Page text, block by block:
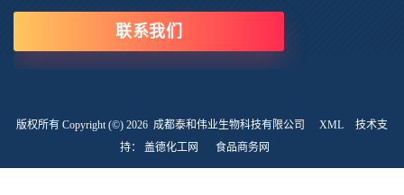
联系我们
版权所有 Copyright (©) 2026 成都泰和伟业生物科技有限公司 XML
技术支
持： 盖德化工网 食品商务网